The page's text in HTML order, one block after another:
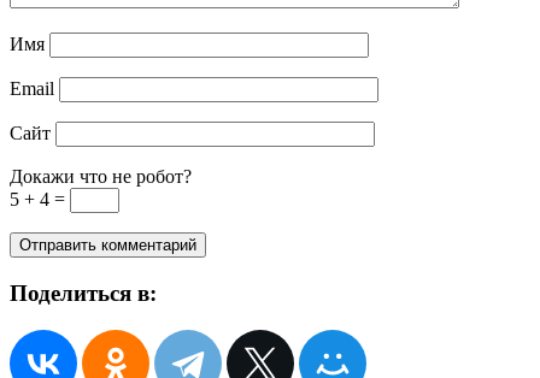
Имя
Email
Сайт
Докажи что не робот?
5 + 4 =
Поделиться в: